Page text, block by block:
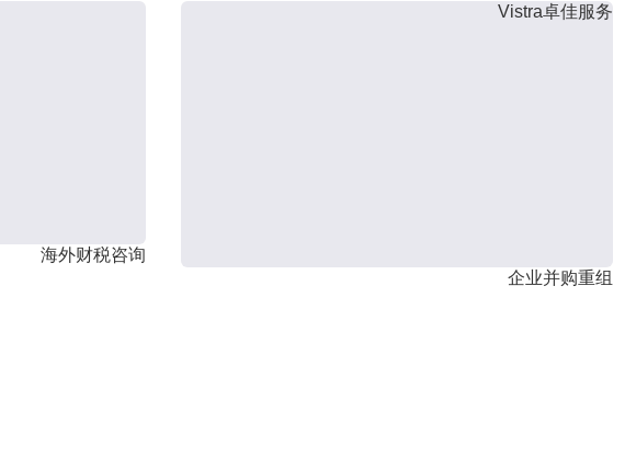
海外财税咨询
Vistra卓佳服务
企业并购重组